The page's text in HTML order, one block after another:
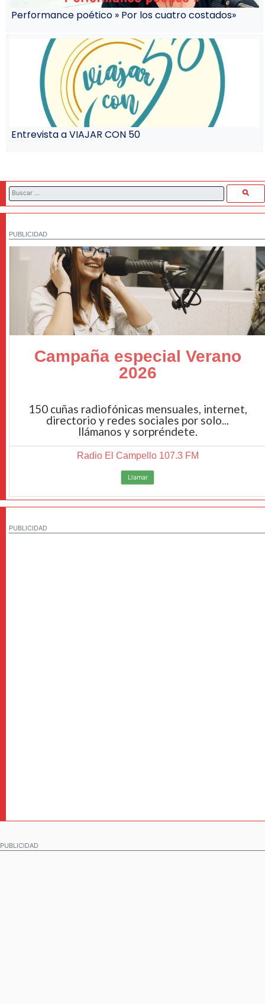
Performance poético » Por los cuatro costados»
Entrevista a VIAJAR CON 50
PUBLICIDAD
Campaña especial Verano
2026
150 cuñas radiofónicas mensuales, internet,
directorio y redes sociales por solo...
llámanos y sorpréndete.
Radio El Campello 107.3 FM
Llamar
PUBLICIDAD
PUBLICIDAD